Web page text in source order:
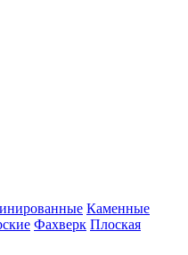
Каменные
Фахверк Плоская